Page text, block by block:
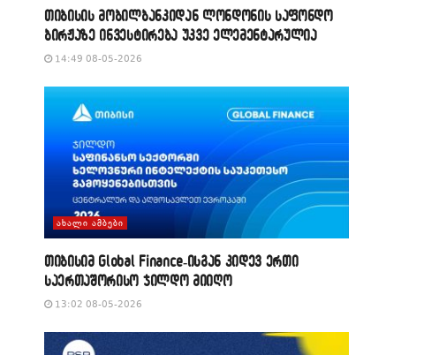
თიბისის მობილბანკიდან ლონდონის საფონდო
ბირჟაზე ინვესტირება უკვე ელემენტარულია
14:49 08-05-2026
ᲐᲮᲐᲚᲘ ᲐᲛᲑᲔᲑᲘ
თიბისიმ Global Finance-ისგან კიდევ ერთი
საერთაშორისო ჯილდო მიიღო
13:02 08-05-2026